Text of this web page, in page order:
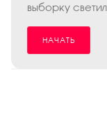
выборку
НАЧАТЬ